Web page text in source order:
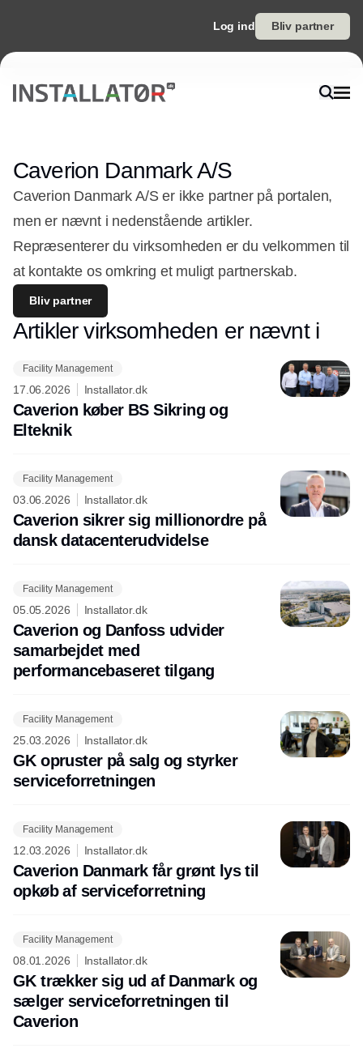
Log ind Bliv partner
Caverion Danmark A/S
Caverion Danmark A/S er ikke partner på portalen,
men er nævnt i nedenstående artikler.
Repræsenterer du virksomheden er du velkommen til
at kontakte os omkring et muligt partnerskab.
Bliv partner
Artikler virksomheden er nævnt i
Facility Management
17.06.2026 Installator.dk
Caverion køber BS Sikring og
Elteknik
Facility Management
03.06.2026 Installator.dk
Caverion sikrer sig millionordre på
dansk datacenterudvidelse
Facility Management
05.05.2026 Installator.dk
Caverion og Danfoss udvider
samarbejdet med
performancebaseret tilgang
Facility Management
25.03.2026 Installator.dk
GK opruster på salg og styrker
serviceforretningen
Facility Management
12.03.2026 Installator.dk
Caverion Danmark får grønt lys til
opkøb af serviceforretning
Facility Management
08.01.2026 Installator.dk
GK trækker sig ud af Danmark og
sælger serviceforretningen til
Caverion